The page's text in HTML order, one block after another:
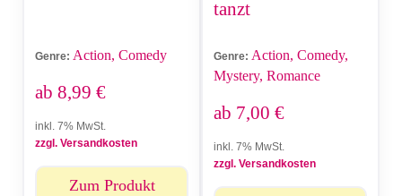
Genre: Action, Comedy
ab 8,99 €
inkl. 7% MwSt.
zzgl. Versandkosten
Zum Produkt
tanzt
Genre: Action, Comedy,
Mystery, Romance
ab 7,00 €
inkl. 7% MwSt.
zzgl. Versandkosten